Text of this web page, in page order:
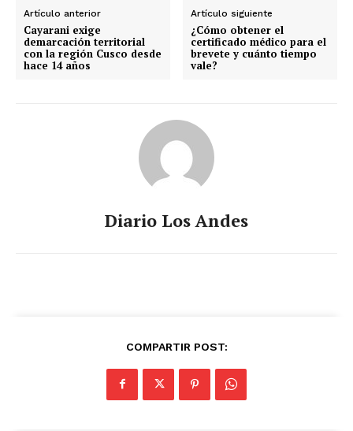
Artículo anterior
Cayarani exige
demarcación territorial
con la región Cusco desde
hace 14 años
Artículo siguiente
¿Cómo obtener el
certificado médico para el
brevete y cuánto tiempo
vale?
Diario Los Andes
COMPARTIR POST: